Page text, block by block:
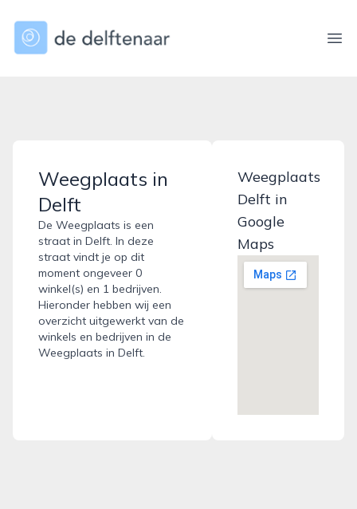
dedelftenaar.nl
Weegplaats in
Delft
De Weegplaats is een
straat in Delft. In deze
straat vindt je op dit
moment ongeveer 0
winkel(s) en 1 bedrijven.
Hieronder hebben wij een
overzicht uitgewerkt van de
winkels en bedrijven in de
Weegplaats in Delft.
Weegplaats
Delft in
Google
Maps